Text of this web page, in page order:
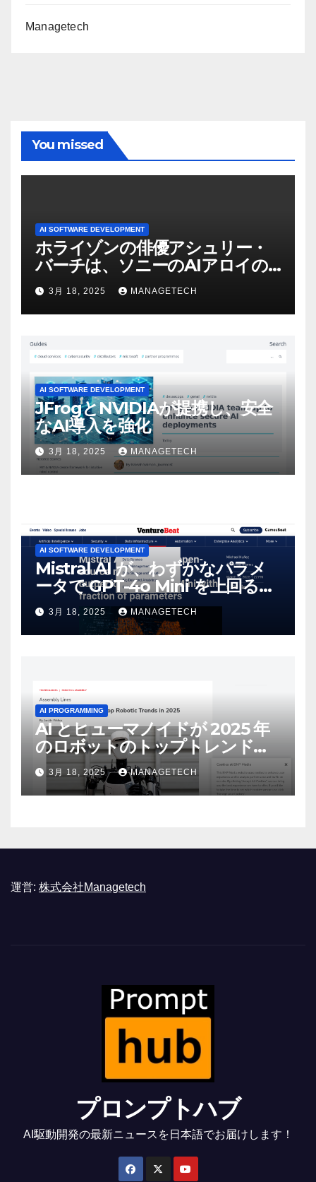
Managetech
You missed
AI SOFTWARE DEVELOPMENT
ホライゾンの俳優アシュリー・
バーチは、ソニーのAIアロイの
ビデオを見て「ゲームパフォー
マンスという芸術形式に不安を
感じた」と語る – IGN
3月 18, 2025 MANAGETECH
AI SOFTWARE DEVELOPMENT
JFrogとNVIDIAが提携し、安全
なAI導入を強化
3月 18, 2025 MANAGETECH
AI SOFTWARE DEVELOPMENT
Mistral AI が、わずかなパラメ
ータで GPT-4o Mini を上回る新
しいオープンソース モデルをリ
リース | VentureBeat
3月 18, 2025 MANAGETECH
AI PROGRAMMING
AI とヒューマノイドが 2025 年
のロボットのトップトレンドに |
ASSEMBLY
3月 18, 2025 MANAGETECH
運営: 株式会社Managetech
プロンプトハブ
AI駆動開発の最新ニュースを日本語でお届けします！